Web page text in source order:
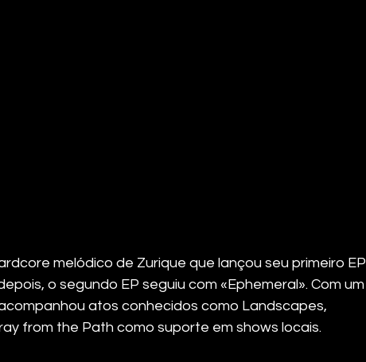
melódico de Zurique que lançou seu primeiro EP
o segundo EP seguiu com «Ephemeral». Com um
atos conhecidos como Landscapes,
from the Path como suporte em shows locais.